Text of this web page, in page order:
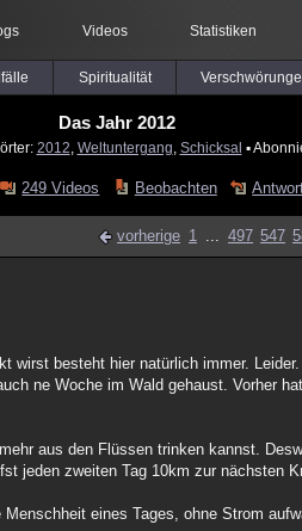
Videos Statistiken
Spiritualität
Das Jahr 2012
2012 Weltuntergang Schicksal ▪
249 Videos Beobachten
vorherige 1 ... 497 547
wirst besteht hier natürlich immer.
ne Woche im Wald gehaust. Vorher
aus den Flüssen trinken kannst.
jeden zweiten Tag 10km zur nächsten
eines Tages, ohne Strom